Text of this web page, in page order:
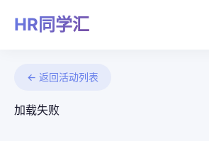
HR同学汇
← 返回活动列表
加载失败